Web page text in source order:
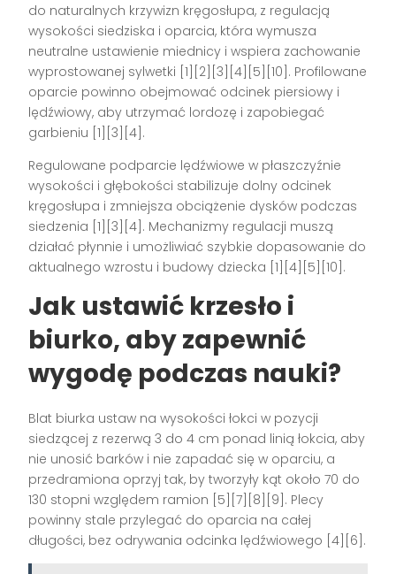
do naturalnych krzywizn kręgosłupa, z regulacją
wysokości siedziska i oparcia, która wymusza
neutralne ustawienie miednicy i wspiera zachowanie
wyprostowanej sylwetki [1][2][3][4][5][10]. Profilowane
oparcie powinno obejmować odcinek piersiowy i
lędźwiowy, aby utrzymać lordozę i zapobiegać
garbieniu [1][3][4].
Regulowane podparcie lędźwiowe w płaszczyźnie
wysokości i głębokości stabilizuje dolny odcinek
kręgosłupa i zmniejsza obciążenie dysków podczas
siedzenia [1][3][4]. Mechanizmy regulacji muszą
działać płynnie i umożliwiać szybkie dopasowanie do
aktualnego wzrostu i budowy dziecka [1][4][5][10].
Jak ustawić krzesło i
biurko, aby zapewnić
wygodę podczas nauki?
Blat biurka ustaw na wysokości łokci w pozycji
siedzącej z rezerwą 3 do 4 cm ponad linią łokcia, aby
nie unosić barków i nie zapadać się w oparciu, a
przedramiona oprzyj tak, by tworzyły kąt około 70 do
130 stopni względem ramion [5][7][8][9]. Plecy
powinny stale przylegać do oparcia na całej
długości, bez odrywania odcinka lędźwiowego [4][6].